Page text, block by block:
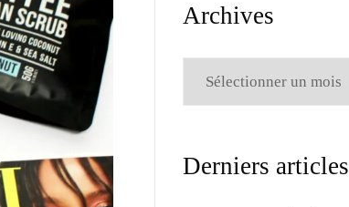
Archives
Derniers articles